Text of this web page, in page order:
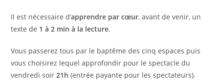
Il est nécessaire d’apprendre par cœur, avant de venir, un
texte de 1 à 2 min à la lecture.
Vous passerez tous par le baptême des cinq espaces puis
vous choisirez lequel approfondir pour le spectacle du
vendredi soir21h(entrée payante pour les spectateurs).